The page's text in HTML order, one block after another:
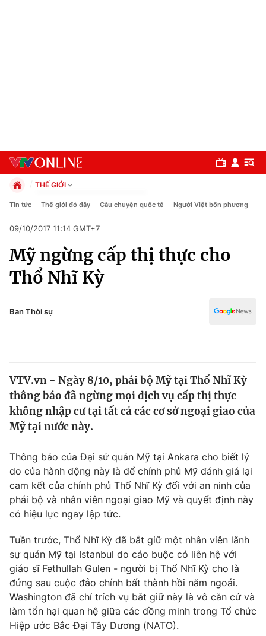
Chuyên mục
Chính trị
Thế giới
Tin tức
Thế giới đó đây
Câu chuyện quốc tế
Tài chính
Thị trường
Góc doanh nghiệp
Dữ liệu và đời sống
Truyền hình
Phim VTV
Hậu trường
Nhân vật
Khán giả
Giải sao mai
Giải trí
Điện ảnh
Âm nhạc
Sao
Đời sống
Du lịch
Làm đẹp
Giáo dục
THẾ GIỚI
Chính trị
Pháp luật
Kinh tế
Thể thao
Truyền hình
Y tế
Tin tức Thế giới đó đây Câu chuyện quốc tế Người Việt bốn phương
09/10/2017 11:14 GMT+7
Mỹ ngừng cấp thị thực cho
Thổ Nhĩ Kỳ
Ban Thời sự
VTV.vn - Ngày 8/10, phái bộ Mỹ tại Thổ Nhĩ Kỳ
thông báo đã ngừng mọi dịch vụ cấp thị thực
không nhập cư tại tất cả các cơ sở ngoại giao của
Mỹ tại nước này.
Thông báo của Đại sứ quán Mỹ tại Ankara cho biết lý
do của hành động này là để chính phủ Mỹ đánh giá lại
cam kết của chính phủ Thổ Nhĩ Kỳ đối với an ninh của
phái bộ và nhân viên ngoại giao Mỹ và quyết định này
có hiệu lực ngay lập tức.
Tuần trước, Thổ Nhĩ Kỳ đã bắt giữ một nhân viên lãnh
sự quán Mỹ tại Istanbul do cáo buộc có liên hệ với
giáo sĩ Fethullah Gulen - người bị Thổ Nhĩ Kỳ cho là
đứng sau cuộc đảo chính bất thành hồi năm ngoái.
Washington đã chỉ trích vụ bắt giữ này là vô căn cứ và
làm tổn hại quan hệ giữa các đồng minh trong Tổ chức
Hiệp ước Bắc Đại Tây Dương (NATO).